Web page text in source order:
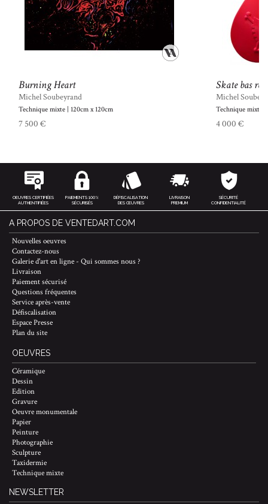
Burning Heart
Michel Soubeyrand
Technique mixte | 120cm x 120cm
7 500 €
Skate bas
Michel
Technique mixte |
4 000 €
OEUVRES CERTIFIÉES
AUTHENTIFIÉES
PAIEMENTS 100%
SÉCURISÉS
DÉFISCALISATION
DES ŒUVRES
LIVRAISON
PREMIUM
SÉCURITÉ
CONFIDENTIALITÉ
A PROPOS DE VENTEDART.COM
Nouvelles oeuvres
Contactez-nous
Galerie d'art en ligne - Qui sommes nous ?
Livraison
Paiement sécurisé
Questions fréquentes
Service après-vente
Défiscalisation
Espace Presse
Plan du site
OEUVRES
Céramique
Dessin
Edition
Gravure
Oeuvre monumentale
Papier
Peinture
Photographie
Sculpture
Taxidermie
Technique mixte
NEWSLETTER